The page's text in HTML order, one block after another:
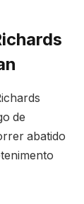
de
abatido